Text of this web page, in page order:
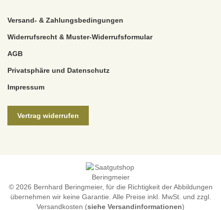
Versand- & Zahlungsbedingungen
Widerrufsrecht & Muster-Widerrufsformular
AGB
Privatsphäre und Datenschutz
Impressum
Vertrag widerrufen
© 2026 Bernhard Beringmeier, für die Richtigkeit der Abbildungen
übernehmen wir keine Garantie. Alle Preise inkl. MwSt. und zzgl.
Versandkosten (siehe Versandinformationen)